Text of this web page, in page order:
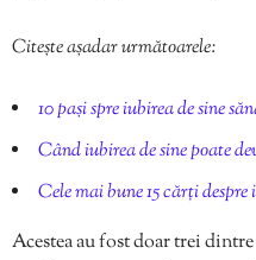
Citește așadar următoarele:
10 pași spre iubirea de sine
Când iubirea de sine poate
Cele mai bune 15 cărți
Acestea au fost doar trei